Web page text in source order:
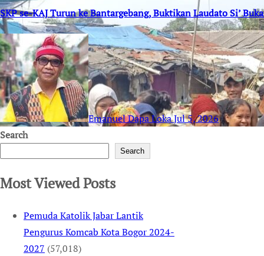
SKP se-KAJ Turun ke Bantargebang, Buktikan Laudato Si’
Emanuel Dapa LokaJul 5, 2026
Search
Search
Most Viewed Posts
Pemuda Katolik Jabar Lantik
Pengurus Komcab Kota Bogor 2024-
2027 (57,018)